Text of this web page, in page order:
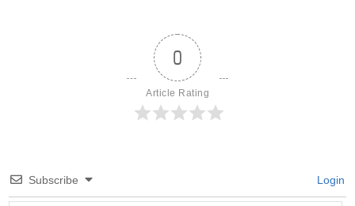
0
Article Rating
Subscribe Login